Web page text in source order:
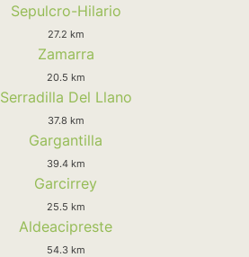
Sepulcro-Hilario
27.2 km
Zamarra
20.5 km
Serradilla Del Llano
37.8 km
Gargantilla
39.4 km
Garcirrey
25.5 km
Aldeacipreste
54.3 km